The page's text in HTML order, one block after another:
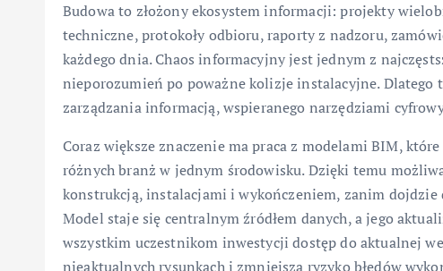
Budowa to złożony ekosystem informacji: projekty
techniczne, protokoły odbioru, raporty z nadzoru,
każdego dnia. Chaos informacyjny jest jednym z
nieporozumień po poważne kolizje instalacyjne.
zarządzania informacją, wspieranego narzędziami
Coraz większe znaczenie ma praca z modelami BIM,
różnych branż w jednym środowisku. Dzięki temu
konstrukcją, instalacjami i wykończeniem, zanim dojdzie
Model staje się centralnym źródłem danych, a jego
wszystkim uczestnikom inwestycji dostęp do aktualnej
nieaktualnych rysunkach i zmniejsza ryzyko błędów